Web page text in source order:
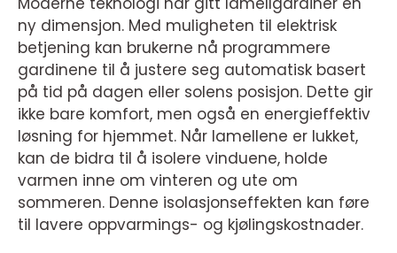
ny dimensjon. Med muligheten til elektrisk
betjening kan brukerne nå programmere
gardinene til å justere seg automatisk basert
på tid på dagen eller solens posisjon. Dette gir
ikke bare komfort, men også en energieffektiv
løsning for hjemmet. Når lamellene er lukket,
kan de bidra til å isolere vinduene, holde
varmen inne om vinteren og ute om
sommeren. Denne isolasjonseffekten kan føre
til lavere oppvarmings- og kjølingskostnader.